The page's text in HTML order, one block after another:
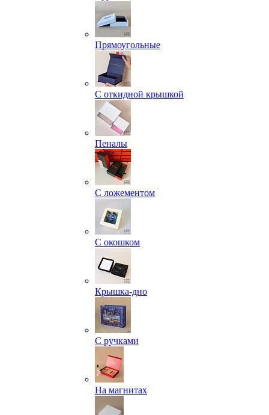
Прямоугольные
С откидной крышкой
Пеналы
С ложементом
С окошком
Крышка-дно
С ручками
На магнитах